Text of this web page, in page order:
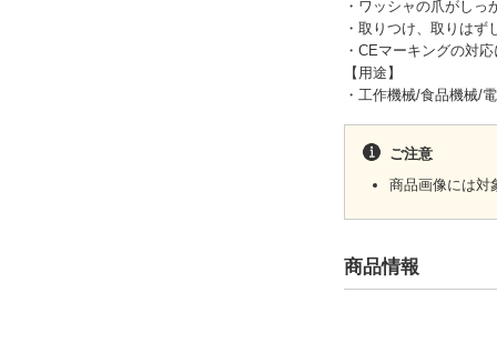
・ワッシャの爪がし
・取りつけ、取りは
・CEマーキングの対応
【用途】
・工作機械/食品機械/
ご注意
商品画像には対
商品情報